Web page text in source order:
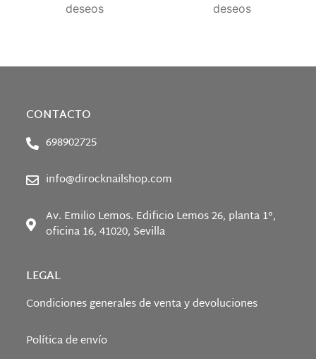
deseos
deseos
CONTACTO
698902725
info@dirocknailshop.com
Av. Emilio Lemos. Edificio Lemos 26, planta 1°,
oficina 16, 41020, Sevilla
LEGAL
Condiciones generales de venta y devoluciones
Política de envío